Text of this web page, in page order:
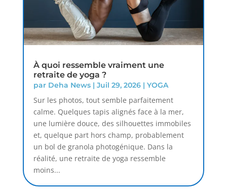
À quoi ressemble vraiment une
retraite de yoga ?
par Deha News| Juil 29, 2026| YOGA
Sur les photos, tout semble parfaitement
calme. Quelques tapis alignés face à la mer,
une lumière douce, des silhouettes immobiles
et, quelque part hors champ, probablement
un bol de granola photogénique. Dans la
réalité, une retraite de yoga ressemble
moins...